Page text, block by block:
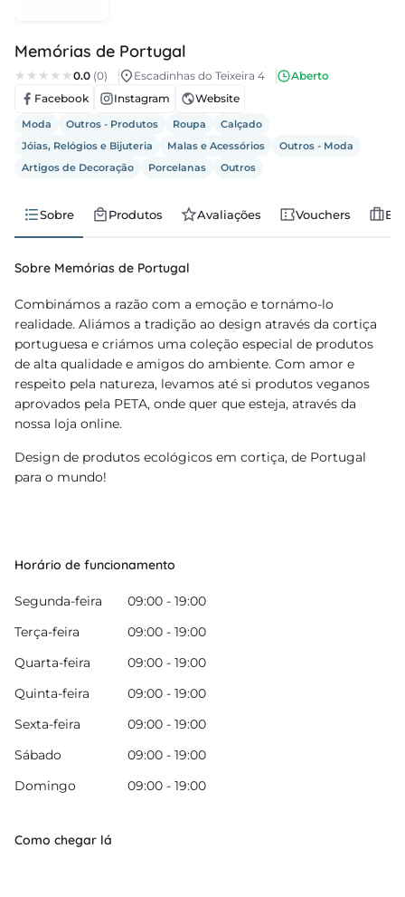
Memórias de Portugal
0.0 (0) Escadinhas do Teixeira 4
Aberto
Facebook
Instagram Website
Moda Outros - Produtos Roupa
Calçado
Jóias, Relógios e Bijuteria
Malas e Acessórios
Outros - Moda
Artigos de Decoração
Porcelanas Outros
Sobre Produtos Avaliações Vouchers
Sobre Memórias de Portugal
Combinámos a razão com a emoção e tornámo-lo
realidade. Aliámos a tradição ao design através da cortiça
portuguesa e criámos uma coleção especial de produtos
de alta qualidade e amigos do ambiente. Com amor e
respeito pela natureza, levamos até si produtos veganos
aprovados pela PETA, onde quer que esteja, através da
nossa loja online.
Design de produtos ecológicos em cortiça, de Portugal
para o mundo!
Horário de funcionamento
Segunda-feira
09:00 - 19:00
Terça-feira
09:00 - 19:00
Quarta-feira
09:00 - 19:00
Quinta-feira
09:00 - 19:00
Sexta-feira
09:00 - 19:00
Sábado
09:00 - 19:00
Domingo
09:00 - 19:00
Como chegar lá